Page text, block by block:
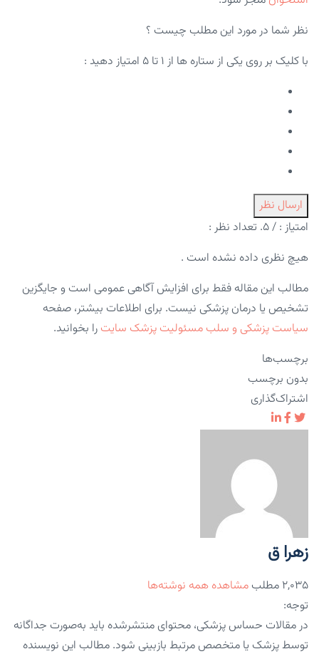
نظر شما در مورد این مطلب چیست ؟
با کلیک بر روی یکی از ستاره ها از ۱ تا ۵ امتیاز دهید :
ارسال نظر
امتیاز : / ۵. تعداد نظر :
هیچ نظری داده نشده است .
مطالب این مقاله فقط برای افزایش آگاهی عمومی است و جایگزین
تشخیص یا درمان پزشکی نیست. برای اطلاعات بیشتر، صفحه
سیاست پزشکی و سلب مسئولیت پزشک سایت را بخوانید.
برچسب‌ها
بدون برچسب
اشتراک‌گذاری
زهرا ق
۲,۰۳۵ مطلب
مشاهده همه نوشته‌ها
توجه:
در مقالات حساس پزشکی، محتوای منتشرشده باید به‌صورت جداگانه
توسط پزشک یا متخصص مرتبط بازبینی شود. مطالب این نویسنده